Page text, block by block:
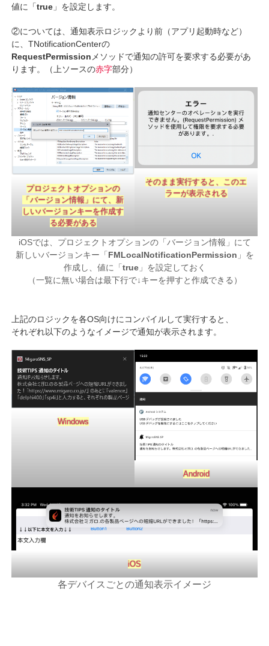
値に「true 」を設定します。
②については、通知表示ロジックより前（アプリ起動時など）
に、TNotificationCenterの
RequestPermission メソッドで通知の許可を要求する必要があ
ります。（上ソースの赤字部分）
プロジェクトオプションの
「バージョン情報」にて、新
しいバージョンキーを作成す
る必要がある
そのまま実行すると、このエ
ラーが表示される
iOSでは、プロジェクトオプションの「バージョン情報」にて
新しいバージョンキー「 FMLocalNotificationPermission 」を
作成し、値に「 true」を設定しておく
（一覧に無い場合は最下行で↓キーを押すと作成できる）
上記のロジックを各OS向けにコンパイルして実行すると、
それぞれ以下のようなイメージで通知が表示されます。
Windows
Android
iOS
各デバイスごとの通知表示イメージ